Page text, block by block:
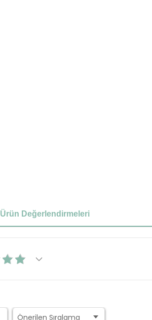
Ürün Değerlendirmeleri